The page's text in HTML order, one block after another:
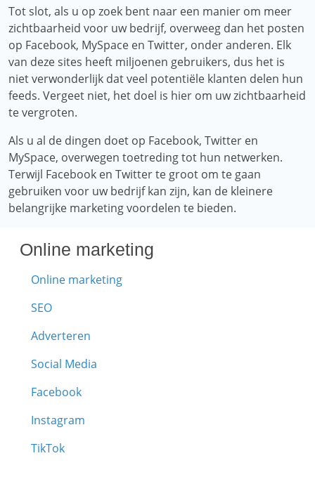
Tot slot, als u op zoek bent naar een manier om meer
zichtbaarheid voor uw bedrijf, overweeg dan het posten
op Facebook, MySpace en Twitter, onder anderen. Elk
van deze sites heeft miljoenen gebruikers, dus het is
niet verwonderlijk dat veel potentiële klanten delen hun
feeds. Vergeet niet, het doel is hier om uw zichtbaarheid
te vergroten.
Als u al de dingen doet op Facebook, Twitter en
MySpace, overwegen toetreding tot hun netwerken.
Terwijl Facebook en Twitter te groot om te gaan
gebruiken voor uw bedrijf kan zijn, kan de kleinere
belangrijke marketing voordelen te bieden.
Online marketing
Online marketing
SEO
Adverteren
Social Media
Facebook
Instagram
TikTok